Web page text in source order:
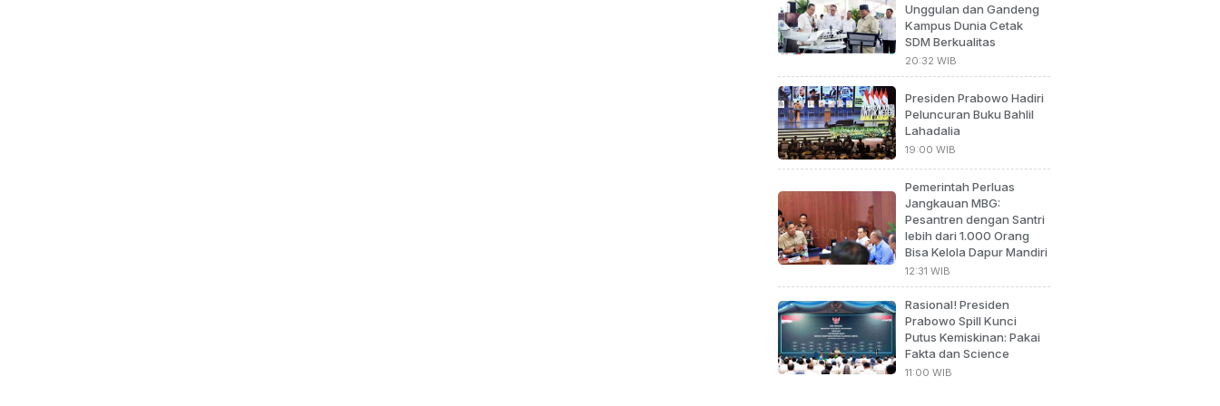
Unggulan dan Gandeng
Kampus Dunia Cetak
SDM Berkualitas
20:32 WIB
Presiden Prabowo Hadiri
Peluncuran Buku Bahlil
Lahadalia
19:00 WIB
Pemerintah Perluas
Jangkauan MBG:
Pesantren dengan Santri
lebih dari 1.000 Orang
Bisa Kelola Dapur Mandiri
12:31 WIB
Rasional! Presiden
Prabowo Spill Kunci
Putus Kemiskinan: Pakai
Fakta dan Science
11:00 WIB